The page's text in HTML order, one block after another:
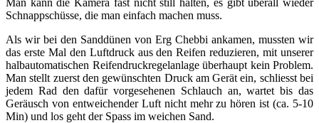
Schnappschüsse, die man einfach machen muss.
Als wir bei den Sanddünen von Erg Chebbi ankamen, mussten wir
das erste Mal den Luftdruck aus den Reifen reduzieren, mit unserer
halbautomatischen Reifendruckregelanlage überhaupt kein Problem.
Man stellt zuerst den gewünschten Druck am Gerät ein, schliesst bei
jedem Rad den dafür vorgesehenen Schlauch an, wartet bis das
Geräusch von entweichender Luft nicht mehr zu hören ist (ca. 5-10
Min) und los geht der Spass im weichen Sand.